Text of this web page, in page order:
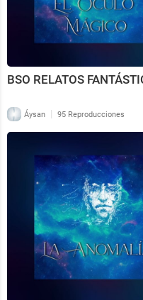
BSO RELATOS
Áysan | 95 Reproducciones